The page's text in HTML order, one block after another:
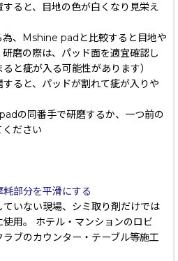
すると、目地の色が白くなり見栄え
為、Mshine padと比較すると目地や
磨の際は、パッド面を適宜確認し
と疵が入る可能性があります）
ると、パッドが割れて疵が入りや
の同番手で研磨するか、一つ前の
ださい
部分を平滑にする
いない現場、シミ取り剤だけでは
用。 ホテル・マンションのロビ
ブのカウンター・テーブル等施工